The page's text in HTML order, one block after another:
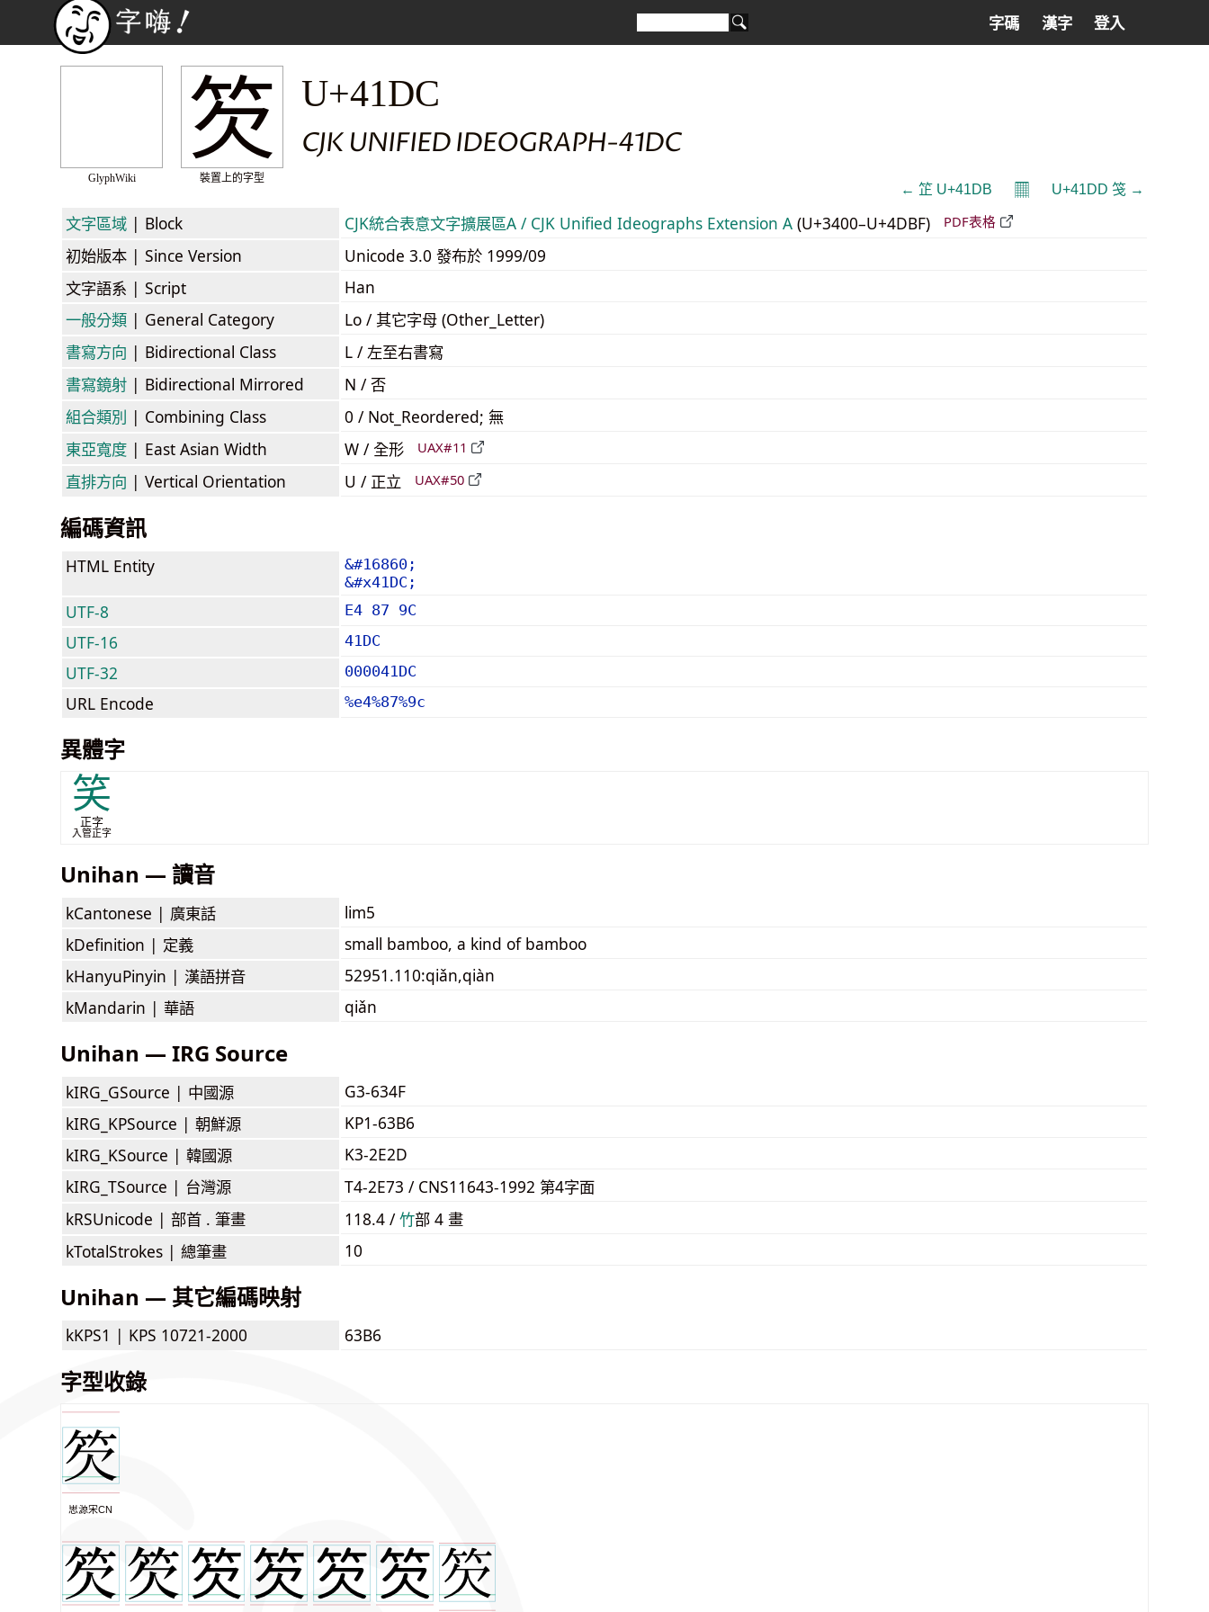
字碼 漢字 登入
GlyphWiki
䇜
裝置上的字型
U+41DC
CJK UNIFIED IDEOGRAPH-41DC
← 䇛 U+41DB 𝄜 U+41DD 䇝 →
文字區域 | Block CJK統合表意文字擴展區A / CJK Unified Ideographs Extension A (U+3400–U+4DBF) PDF表格
初始版本 | Since Version
Unicode 3.0 發布於 1999/09
文字語系 | Script
Han
一般分類 | General Category
Lo / 其它字母 (Other_Letter)
書寫方向 | Bidirectional Class
L / 左至右書寫
書寫鏡射 | Bidirectional Mirrored
N / 否
組合類別 | Combining Class
0 / Not_Reordered; 無
東亞寬度 | East Asian Width W / 全形 UAX#11
直排方向 | Vertical Orientation U / 正立 UAX#50
編碼資訊
HTML Entity
&#16860;
&#x41DC;
UTF-8 E4 87 9C
UTF-16 41DC
UTF-32 000041DC
URL Encode %e4%87%9c
異體字
笑
正字
入管正字
Unihan — 讀音
kCantonese | 廣東話
lim5
kDefinition | 定義
small bamboo, a kind of bamboo
kHanyuPinyin | 漢語拼音
52951.110:qiǎn,qiàn
kMandarin | 華語 qiǎn
Unihan — IRG Source
kIRG_GSource | 中國源
G3-634F
kIRG_KPSource | 朝鮮源
KP1-63B6
kIRG_KSource | 韓國源
K3-2E2D
kIRG_TSource | 台灣源
T4-2E73 / CNS11643-1992 第4字面
kRSUnicode | 部首 . 筆畫 118.4 /⽵部 4 畫
kTotalStrokes | 總筆畫 10
Unihan — 其它編碼映射
kKPS1 | KPS 10721-2000 63B6
字型收錄
思源宋CN